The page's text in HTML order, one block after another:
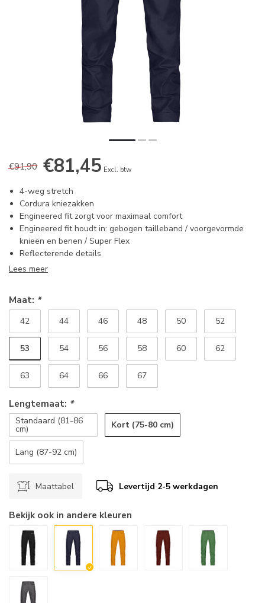
€91,90 €81,45 Excl. btw
4-weg stretch
Cordura kniezakken
Engineered fit zorgt voor maximaal comfort
Engineered fit houdt in: gebogen tailleband / voorgevormde
knieën en benen / Super Flex
Reflecterende details
Lees meer
Maat: *
42 44 46 48 50 52
53 54 56 58 60 62
63 64 66 67
Lengtemaat: *
Standaard (81-86
cm) Kort (75-80 cm)
Lang (87-92 cm)
Maattabel Levertijd 2-5 werkdagen
Bekijk ook in andere kleuren